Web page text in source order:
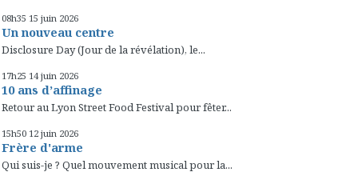
08h35 15 juin 2026
Un nouveau centre
Disclosure Day (Jour de la révélation), le...
17h25 14 juin 2026
10 ans d’affinage
Retour au Lyon Street Food Festival pour fêter...
15h50 12 juin 2026
Frère d'arme
Qui suis-je ? Quel mouvement musical pour la...